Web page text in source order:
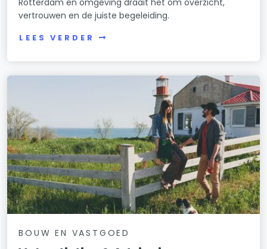
vertrouwen en de juiste begeleiding.
LEES VERDER
BOUW EN VASTGOED